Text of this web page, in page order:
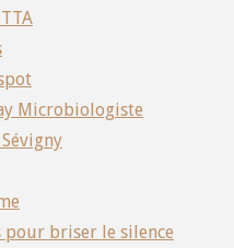
Microbiologiste
pour briser le silence